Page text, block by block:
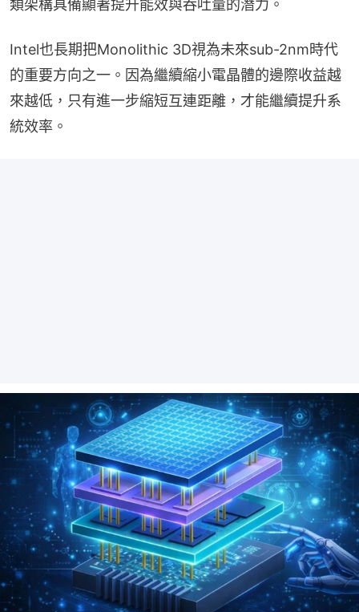
類架構具備顯著提升能效與吞吐量的潛力。
Intel也長期把Monolithic 3D視為未來sub-2nm時代
的重要方向之一。因為繼續縮小電晶體的邊際收益越
來越低，只有進一步縮短互連距離，才能繼續提升系
統效率。